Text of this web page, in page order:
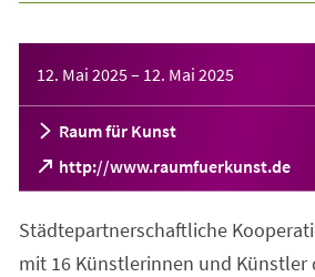
12. Mai 2025– 12. Mai 2025
Raum für Kunst
http://www.raumfuerkunst.de
(Öffnet
in
neuen
Tab)
Städtepartnerschaftliche
mit 16 Künstlerinnen und Künstler